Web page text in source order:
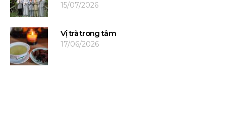
15/07/2026
Vị trà trong tâm
17/06/2026